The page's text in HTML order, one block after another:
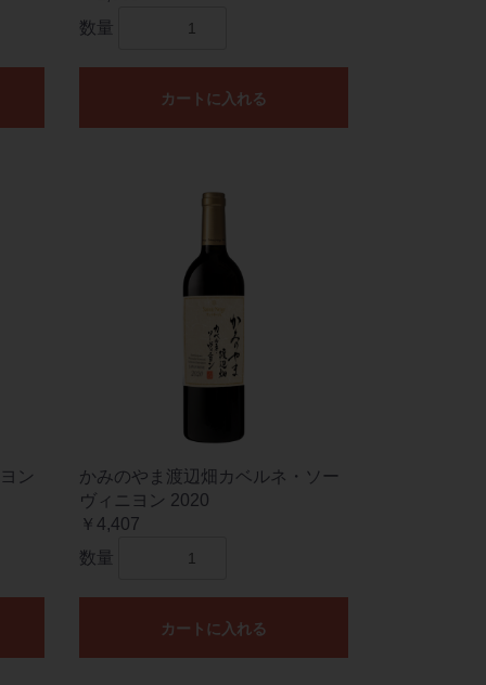
数量
カートに入れる
ン
かみのやま渡辺畑カベルネ・ソー
ヴィニヨン 2020
￥4,407
数量
カートに入れる